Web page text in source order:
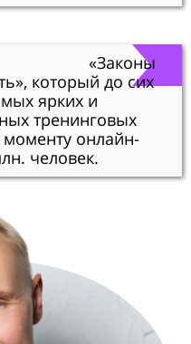
который до сих
ярких и
тренинговых
онлайн-
человек.